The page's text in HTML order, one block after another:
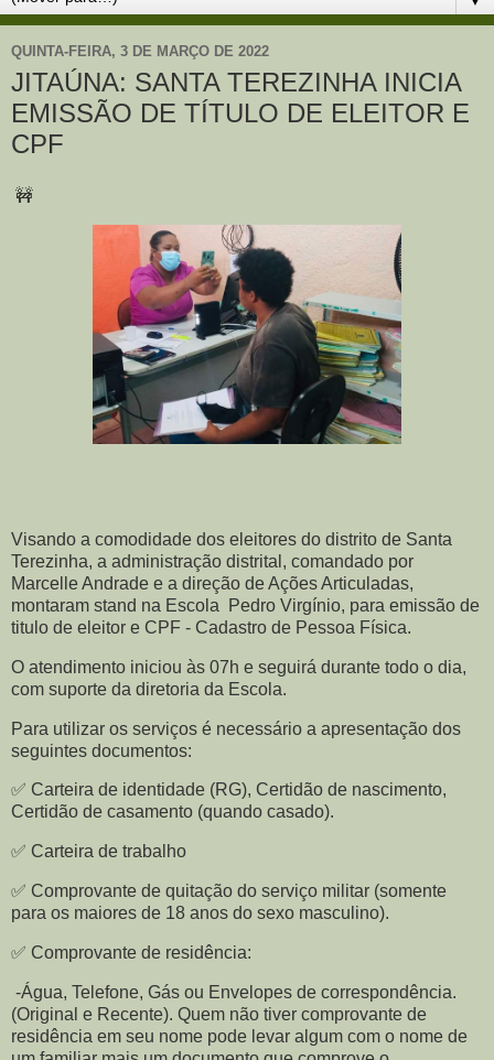
QUINTA-FEIRA, 3 DE MARÇO DE 2022
JITAÚNA: SANTA TEREZINHA INICIA
EMISSÃO DE TÍTULO DE ELEITOR E
CPF
🚧
Visando a comodidade dos eleitores do distrito de Santa
Terezinha, a administração distrital, comandado por
Marcelle Andrade e a direção de Ações Articuladas,
montaram stand na Escola Pedro Virgínio, para emissão de
titulo de eleitor e CPF - Cadastro de Pessoa Física.
O atendimento iniciou às 07h e seguirá durante todo o dia,
com suporte da diretoria da Escola.
Para utilizar os serviços é necessário a apresentação dos
seguintes documentos:
✅ Carteira de identidade (RG), Certidão de nascimento,
Certidão de casamento (quando casado).
✅ Carteira de trabalho
✅ Comprovante de quitação do serviço militar (somente
para os maiores de 18 anos do sexo masculino).
✅ Comprovante de residência:
-Água, Telefone, Gás ou Envelopes de correspondência.
(Original e Recente). Quem não tiver comprovante de
residência em seu nome pode levar algum com o nome de